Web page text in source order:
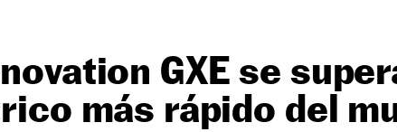
GXE se
más rápido del